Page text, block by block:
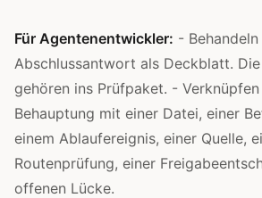
Für Agentenentwickler: -
Abschlussantwort als Deckblatt.
gehören ins Prüfpaket. -
Behauptung mit einer Datei, einer
einem Ablaufereignis, einer Quelle,
Routenprüfung, einer
offenen Lücke.